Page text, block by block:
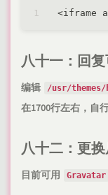
<iframe
八十一：回
编辑 /usr/themes/
在1700行左右，自
八十二：更
目前可用 Gravatar